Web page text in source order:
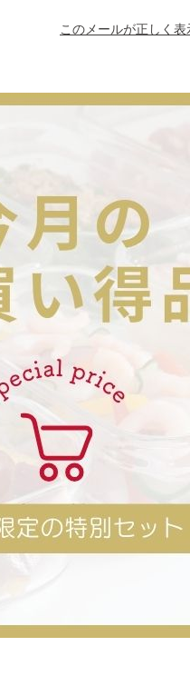
このメールが正しく